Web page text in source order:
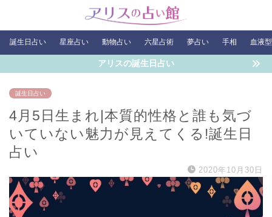
誕生日占い 星座占い 動物占い 六星占術 夢占い 手相 血液
アリスの誕生日占い
誕生日占い
4月5日生まれ|本質的性格と誰も気づ
いていない魅力が見えてくる!誕生日
占い
2020年10月30日